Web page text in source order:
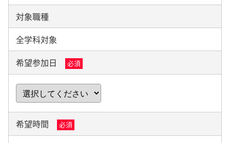
対象職種
全学科対象
希望参加日
必須
希望時間 必須